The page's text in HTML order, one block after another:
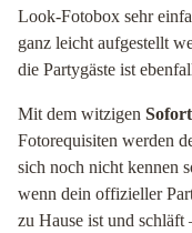
Look-Fotobox sehr
ganz leicht aufgestellt
die Partygäste ist
Mit dem witzigen
Fotorequisiten werden
sich noch nicht kennen
wenn dein offizieller
zu Hause ist und